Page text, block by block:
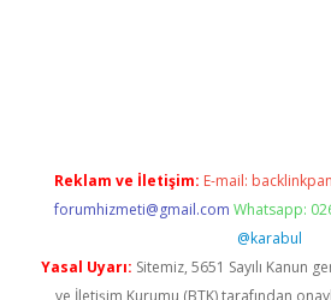
Reklam ve İletişim: E-mail:
forumhizmeti@gmail.com Whatsapp:
@karabul
Yasal Uyarı: Sitemiz, 5651 Sayılı Kanun
ve İletişim Kurumu (BTK) tarafından